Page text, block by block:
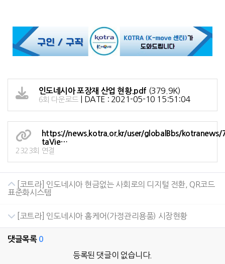
인도네시아 포장재 산업 현황.pdf (379.9K)
6회 다운로드 DATE : 2021-05-10 15:51:04
https://news.kotra.or.kr/user/globalBbs/kotranews/
taVie…
2323회 연결
[코트라] 인도네시아 현금없는 사회로의 디지털 전환, QR코드
표준화시스템
[코트라] 인도네시아 홈케어(가정관리용품) 시장현황
댓글목록 0
등록된 댓글이 없습니다.